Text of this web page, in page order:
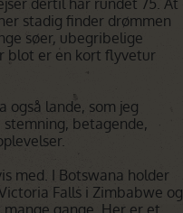
dertil har rundet 75. At
stadig finder drømmen
søer, ubegribelige
blot er en kort flyvetur
også lande, som jeg
stemning, betagende,
med. I Botswana holder
Falls i Zimbabwe og